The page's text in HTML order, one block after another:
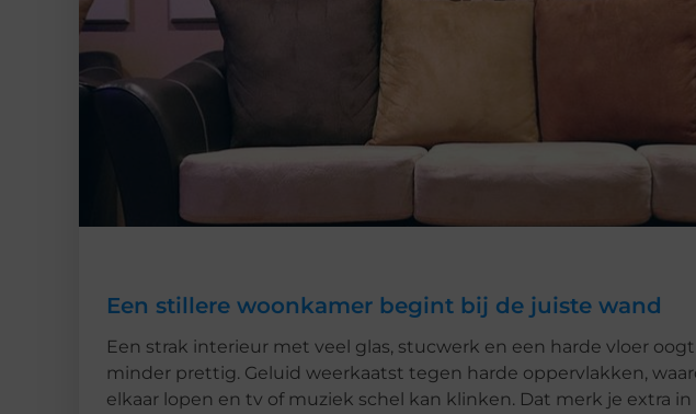
Een stillere woonkamer begint bij de juiste wand
Een strak interieur met veel glas, stucwerk en een harde vloer
minder prettig. Geluid weerkaatst tegen harde oppervlakken,
elkaar lopen en tv of muziek schel kan klinken. Dat merk je extra